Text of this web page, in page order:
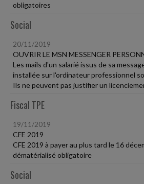
obligatoires
Social
20/11/2019
OUVRIR LE MSN MESSENGER
Les mails d'un salarié issus de sa
installée sur l'ordinateur professionnel
Ils ne peuvent pas justifier un
Fiscal TPE
19/11/2019
CFE 2019
CFE 2019 à payer au plus tard le 16
dématérialisé obligatoire
Social